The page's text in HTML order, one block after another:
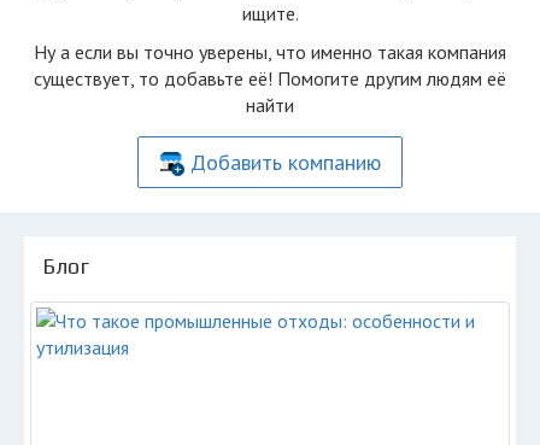
ищите.
Ну а если вы точно уверены, что именно такая компания
существует, то добавьте её! Помогите другим людям её
найти
Добавить компанию
Блог